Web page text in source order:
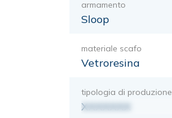
armamento
Sloop
materiale scafo
Vetroresina
tipologia di produzione
XXXXXXX